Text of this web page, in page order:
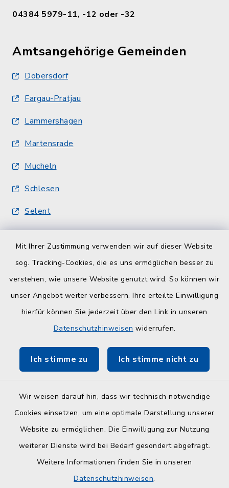
Mit Ihrer Zustimmung verwenden wir auf dieser Website
sog. Tracking-Cookies, die es uns ermöglichen besser zu
verstehen, wie unsere Website genutzt wird. So können wir
unser Angebot weiter verbessern. Ihre erteilte Einwilligung
hierfür können Sie jederzeit über den Link in unseren
Datenschutzhinweisen widerrufen.
Ich stimme zu Ich stimme nicht zu
Wir weisen darauf hin, dass wir technisch notwendige
Cookies einsetzen, um eine optimale Darstellung unserer
Website zu ermöglichen. Die Einwilligung zur Nutzung
weiterer Dienste wird bei Bedarf gesondert abgefragt.
Weitere Informationen finden Sie in unseren
Datenschutzhinweisen.
04384 5979-11, -12 oder -32
Amtsangehörige Gemeinden
Dobersdorf
Fargau-Pratjau
Lammershagen
Martensrade
Mucheln
Schlesen
Selent
Quicklinks
Serviceportal Schleswig-Holstein
ZuFiSH
Am Selent/Schlesen MapOne
Barrierefreiheit